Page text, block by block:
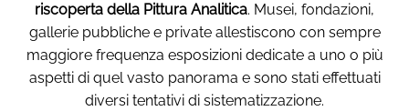
riscoperta della Pittura Analitica. Musei, fondazioni,
gallerie pubbliche e private allestiscono con sempre
maggiore frequenza esposizioni dedicate a uno o più
aspetti di quel vasto panorama e sono stati effettuati
diversi tentativi di sistematizzazione.